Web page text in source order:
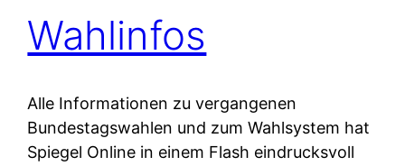
Wahlinfos
Alle Informationen zu vergangenen
Bundestagswahlen und zum Wahlsystem hat
Spiegel Online in einem Flash eindrucksvoll